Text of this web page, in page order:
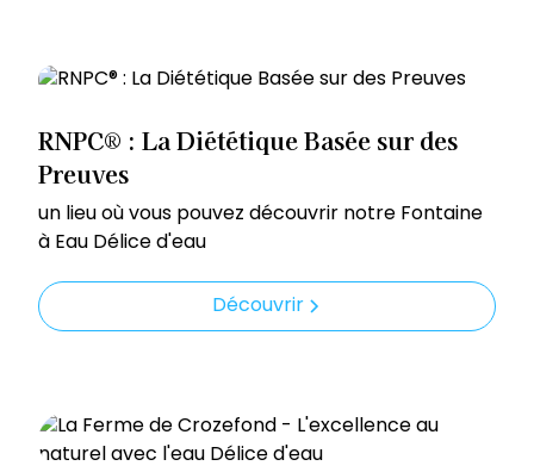
RNPC® : La Diététique Basée sur des
Preuves
un lieu où vous pouvez découvrir notre Fontaine
à Eau Délice d'eau
Découvrir